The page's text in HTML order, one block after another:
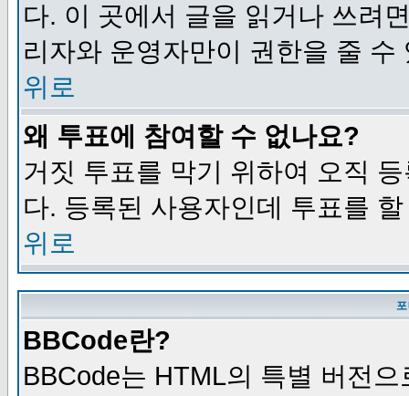
다. 이 곳에서 글을 읽거나 쓰려
리자와 운영자만이 권한을 줄
위로
왜 투표에 참여할 수 없나요?
거짓 투표를 막기 위하여 오직
다. 등록된 사용자인데 투표를
위로
BBCode란?
BBCode는 HTML의 특별 버전